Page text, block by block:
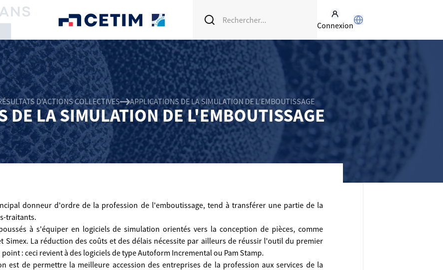
Connexion
D'ACTIONS COLLECTIVES APPLICATIONS DE LA SIMULATION DE L'EMBOUTISSAGE
DE LA SIMULATION DE L'EMBOUTISSAGE
donneur d'ordre de la profession de l'emboutissage, tend à transférer une partie de la
traitants.
à s'équiper en logiciels de simulation orientés vers la conception de pièces, comme
Simex. La réduction des coûts et des délais nécessite par ailleurs de réussir l'outil du premier
: ceci revient à des logiciels de type Autoform Incremental ou Pam Stamp.
est de permettre la meilleure accession des entreprises de la profession aux services de la